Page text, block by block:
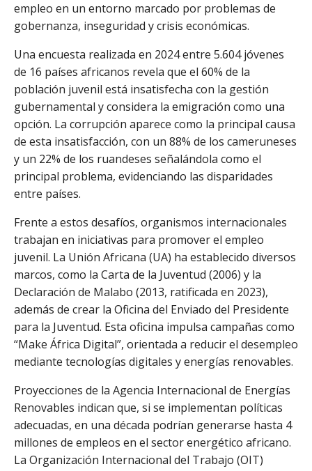
empleo en un entorno marcado por problemas de
gobernanza, inseguridad y crisis económicas.
Una encuesta realizada en 2024 entre 5.604 jóvenes
de 16 países africanos revela que el 60% de la
población juvenil está insatisfecha con la gestión
gubernamental y considera la emigración como una
opción. La corrupción aparece como la principal causa
de esta insatisfacción, con un 88% de los cameruneses
y un 22% de los ruandeses señalándola como el
principal problema, evidenciando las disparidades
entre países.
Frente a estos desafíos, organismos internacionales
trabajan en iniciativas para promover el empleo
juvenil. La Unión Africana (UA) ha establecido diversos
marcos, como la Carta de la Juventud (2006) y la
Declaración de Malabo (2013, ratificada en 2023),
además de crear la Oficina del Enviado del Presidente
para la Juventud. Esta oficina impulsa campañas como
“Make África Digital”, orientada a reducir el desempleo
mediante tecnologías digitales y energías renovables.
Proyecciones de la Agencia Internacional de Energías
Renovables indican que, si se implementan políticas
adecuadas, en una década podrían generarse hasta 4
millones de empleos en el sector energético africano.
La Organización Internacional del Trabajo (OIT)